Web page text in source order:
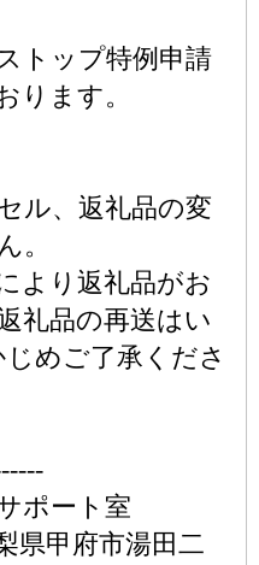
トップ特例申請
ります。
ル、返礼品の変
。
より返礼品がお
礼品の再送はい
めご了承くださ
ポート室
県甲府市湯田二